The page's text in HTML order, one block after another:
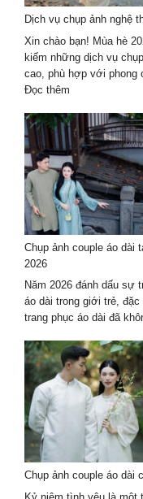
Kiện
Tại
Đà
Nẵng
Chất
Lượng
Đầu
2027
Dịch vụ chụp ảnh nghệ
Xin chào bạn! Mùa hè
kiếm những dịch vụ
cao, phù hợp với phong
Đọc thêm
vụ
chụp
ảnh
nghệ
thuật
hè
2026
–
trọn
cao
cấp
Chụp ảnh couple áo dài
2026
Năm 2026 đánh dấu sự
áo dài trong giới trẻ,
trang phục áo dài đã
Chụp ảnh couple áo dài